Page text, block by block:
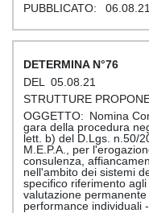
06.08.21
76
05.08.21
Nomina
gara della procedura
lett. b) del D.Lgs. n.50/
M.E.P.A., per
consulenza,
nell'ambito dei sistemi
specifico riferimento
valutazione
performance individuali